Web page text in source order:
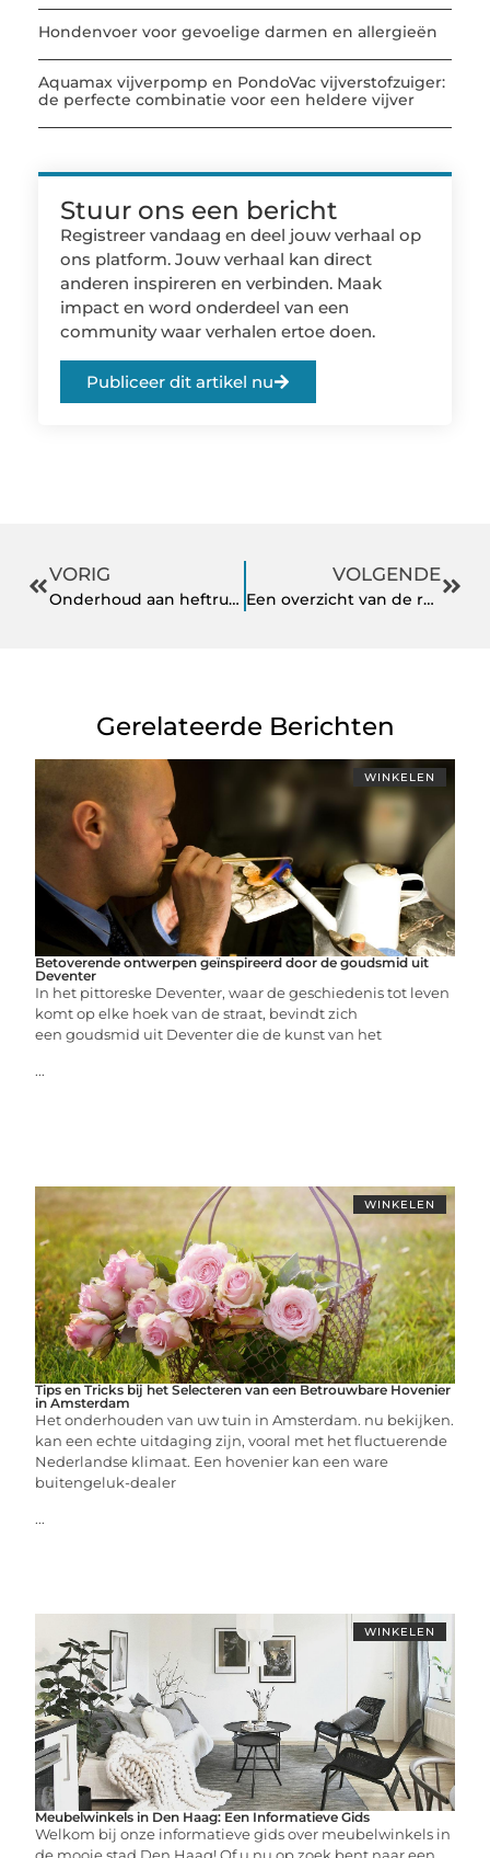
Hondenvoer voor gevoelige darmen en allergieën
Aquamax vijverpomp en PondoVac vijverstofzuiger:
de perfecte combinatie voor een heldere vijver
Stuur ons een bericht
Registreer vandaag en deel jouw verhaal op
ons platform. Jouw verhaal kan direct
anderen inspireren en verbinden. Maak
impact en word onderdeel van een
community waar verhalen ertoe doen.
Publiceer dit artikel nu
VORIG
Onderhoud aan heftrucks: waarom het belangrijk is
VOLGENDE
Een overzicht van de revolutionaire zelfkopiërende formulieren van ZigZag Forms
Gerelateerde Berichten
WINKELEN
Betoverende ontwerpen geïnspireerd door de goudsmid uit
Deventer
In het pittoreske Deventer, waar de geschiedenis tot leven
komt op elke hoek van de straat, bevindt zich
een goudsmid uit Deventer die de kunst van het
...
WINKELEN
Tips en Tricks bij het Selecteren van een Betrouwbare Hovenier
in Amsterdam
Het onderhouden van uw tuin in Amsterdam. nu bekijken.
kan een echte uitdaging zijn, vooral met het fluctuerende
Nederlandse klimaat. Een hovenier kan een ware
buitengeluk-dealer
...
WINKELEN
Meubelwinkels in Den Haag: Een Informatieve Gids
Welkom bij onze informatieve gids over meubelwinkels in